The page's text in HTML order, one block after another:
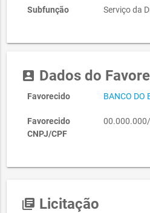
Subfunção Serviço da
account_box Dados do
Favorecido BANCO DO
Favorecido
CNPJ/CPF
library_books Licitação